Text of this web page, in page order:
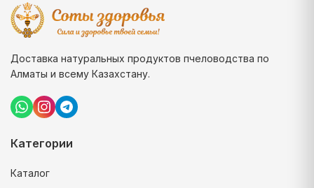
Доставка натуральных продуктов пчеловодства по
Алматы и всему Казахстану.
Категории
Каталог